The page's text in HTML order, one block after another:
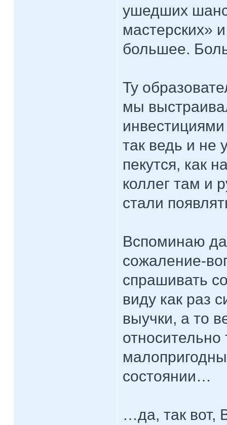
ушедших
мастерских»
большее.
Ту
мы
так ведь и не
пекутся, как
коллег там и
стали
Вспоминаю
сожаление-
спрашивать
виду как раз
выучки, а то
состоянии…
…да, так вот,